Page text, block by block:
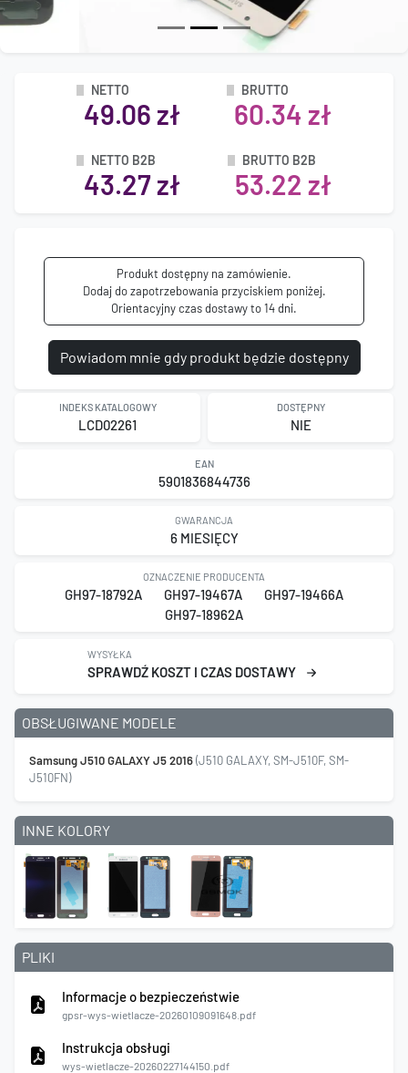
NETTO
49.06 zł
BRUTTO
60.34 zł
NETTO B2B
43.27 zł
BRUTTO B2B
53.22 zł
Produkt dostępny na zamówienie.
Dodaj do zapotrzebowania przyciskiem poniżej.
Orientacyjny czas dostawy to 14 dni.
Powiadom mnie gdy produkt będzie dostępny
INDEKS KATALOGOWY
LCD02261
DOSTĘPNY
NIE
EAN
5901836844736
GWARANCJA
6 MIESIĘCY
OZNACZENIE PRODUCENTA
GH97-18792A GH97-19467A
GH97-19466A
GH97-18962A
WYSYŁKA
SPRAWDŹ KOSZT I CZAS DOSTAWY
OBSŁUGIWANE MODELE
Samsung J510 GALAXY J5 2016(J510 GALAXY, SM-J510F, SM-
J510FN)
INNE KOLORY
PLIKI
Informacje o bezpieczeństwie
gpsr-wys-wietlacze-20260109091648.pdf
Instrukcja obsługi
wys-wietlacze-20260227144150.pdf